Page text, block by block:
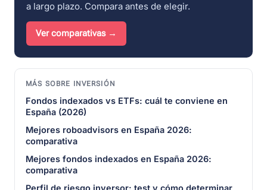
a largo plazo. Compara antes de elegir.
Ver comparativas →
MÁS SOBRE INVERSIÓN
Fondos indexados vs ETFs: cuál te conviene en
España (2026)
Mejores roboadvisors en España 2026:
comparativa
Mejores fondos indexados en España 2026:
comparativa